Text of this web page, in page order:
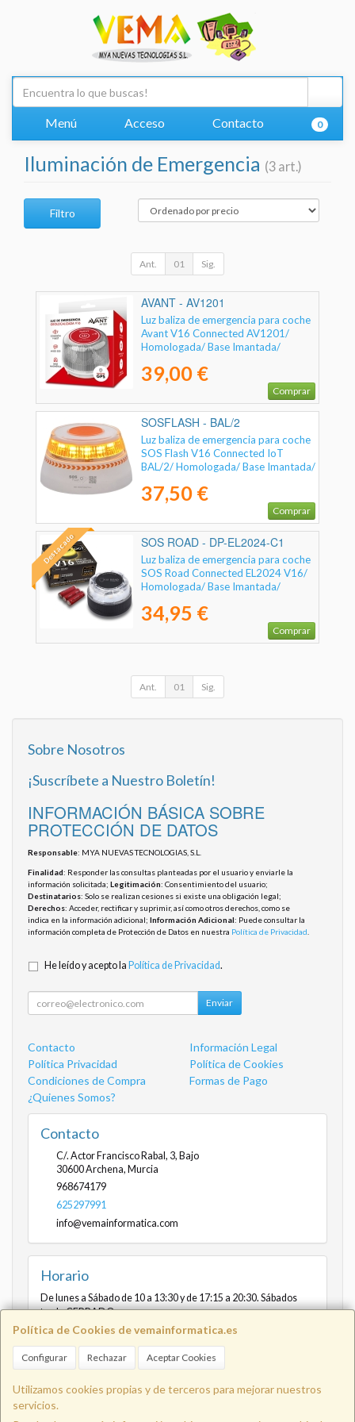
Menú Acceso Contacto 0
Iluminación de Emergencia (3 art.)
Filtro
Ant. 01 Sig.
AVANT - AV1201
Luz baliza de emergencia para coche
Avant V16 Connected AV1201/
Homologada/ Base Imantada/
39,00 €
Comprar
SOSFLASH - BAL/2
Luz baliza de emergencia para coche
SOS Flash V16 Connected IoT
BAL/2/ Homologada/ Base Imantada/
37,50 €
Comprar
Destacado SOS ROAD - DP-EL2024-C1
Luz baliza de emergencia para coche
SOS Road Connected EL2024 V16/
Homologada/ Base Imantada/
34,95 €
Comprar
Ant. 01 Sig.
Política de Cookies de vemainformatica.es
Configurar Rechazar Aceptar Cookies
Utilizamos cookies propias y de terceros para mejorar nuestros
servicios.
Sobre Nosotros
¡Suscríbete a Nuestro Boletín!
INFORMACIÓN BÁSICA SOBRE
PROTECCIÓN DE DATOS
Responsable: MYA NUEVAS TECNOLOGIAS, S.L.
Finalidad: Responder las consultas planteadas por el usuario y enviarle la
información solicitada; Legitimación: Consentimiento del usuario;
Destinatarios: Solo se realizan cesiones si existe una obligación legal;
Derechos: Acceder, rectificar y suprimir, así como otros derechos, como se
indica en la información adicional; Información Adicional: Puede consultar la
información completa de Protección de Datos en nuestra Política de Privacidad
He leído y acepto la Política de Privacidad.
Enviar
Contacto
Información Legal
Política Privacidad
Política de Cookies
Condiciones de Compra
Formas de Pago
¿Quienes Somos?
Contacto
C/. Actor Francisco Rabal, 3, Bajo
30600Archena, Murcia
968674179
625297991
info@vemainformatica.com
Horario
De lunes a Sábado de 10 a 13:30 y de 17:15 a 20:30. Sábados
tarde CERRADO
Info@vemainformatica.com 625